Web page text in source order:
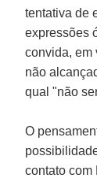
tentativa de
expressões
convida, em
não
qual "não
O
contato com